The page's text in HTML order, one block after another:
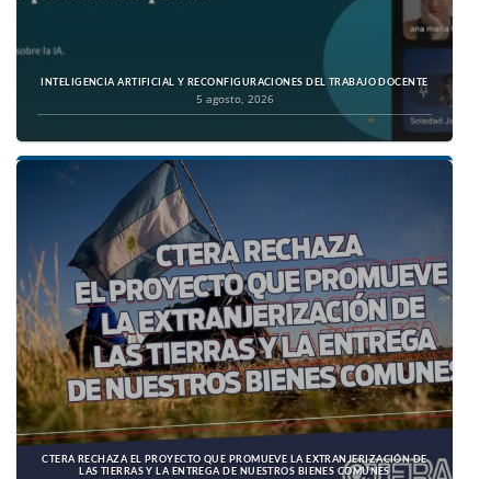
INTELIGENCIA ARTIFICIAL Y RECONFIGURACIONES DEL TRABAJO DOCENTE
5 agosto, 2026
CTERA RECHAZA EL PROYECTO QUE PROMUEVE LA EXTRANJERIZACIÓN DE
LAS TIERRAS Y LA ENTREGA DE NUESTROS BIENES COMUNES